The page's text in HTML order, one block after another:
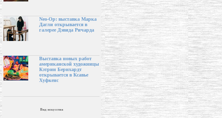
Neo-Op: выставка Марка
Дагли открывается в
галерее Дэвида Ричарда
Выставка новых работ
американской художницы
Кэтрин Бернхардт
открывается в Ксавье
Хуфкенс
Вид искусства